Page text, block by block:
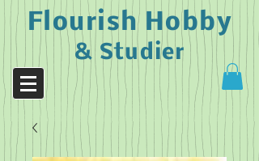
Flourish Hobby
& Studier